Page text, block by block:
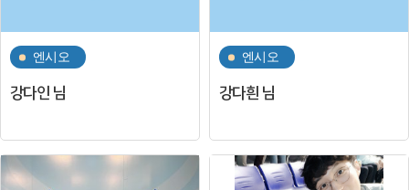
엔시오
강다인 님
엔시오
강다흰 님